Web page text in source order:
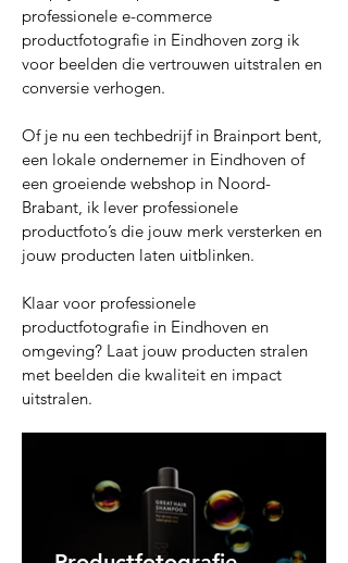
professionele e-commerce
productfotografie in Eindhoven zorg ik
voor beelden die vertrouwen uitstralen en
conversie verhogen.
Of je nu een techbedrijf in Brainport bent,
een lokale ondernemer in Eindhoven of
een groeiende webshop in Noord-
Brabant, ik lever professionele
productfoto’s die jouw merk versterken en
jouw producten laten uitblinken.
Klaar voor professionele
productfotografie in Eindhoven en
omgeving? Laat jouw producten stralen
met beelden die kwaliteit en impact
uitstralen.